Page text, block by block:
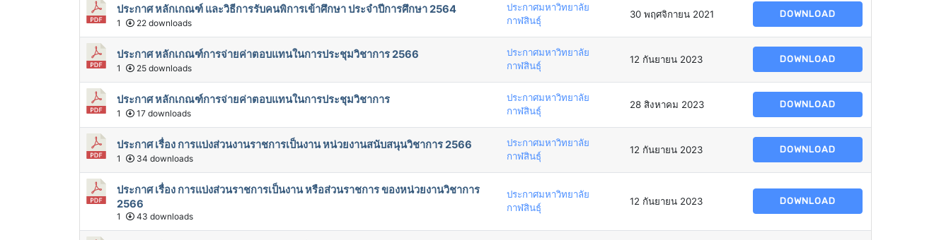
ประกาศ หลักเกณฑ์ และวิธีการรับคนพิการเข้าศึกษา ประจำปีการศึกษา 2564
1 22 downloads
ประกาศมหาวิทยาลัย
กาฬสินธุ์
30 พฤศจิกายน 2021 DOWNLOAD
ประกาศ หลักเกณฑ์การจ่ายค่าตอบแทนในการประชุมวิชาการ 2566
1 25 downloads
ประกาศมหาวิทยาลัย
กาฬสินธุ์
12 กันยายน 2023 DOWNLOAD
ประกาศ หลักเกณฑ์การจ่ายค่าตอบแทนในการประชุมวิชาการ
1 17 downloads
ประกาศมหาวิทยาลัย
กาฬสินธุ์
28 สิงหาคม 2023 DOWNLOAD
ประกาศ เรื่อง การแบ่งส่วนงานราชการเป็นงาน หน่วยงานสนับสนุนวิชาการ 2566
1 34 downloads
ประกาศมหาวิทยาลัย
กาฬสินธุ์
12 กันยายน 2023 DOWNLOAD
ประกาศ เรื่อง การแบ่งส่วนราชการเป็นงาน หรือส่วนราชการ ของหน่วยงานวิชาการ
2566
1 43 downloads
ประกาศมหาวิทยาลัย
กาฬสินธุ์
12 กันยายน 2023 DOWNLOAD